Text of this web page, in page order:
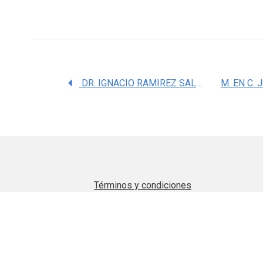
DR. IGNACIO RAMIREZ SALADO
Términos y condiciones